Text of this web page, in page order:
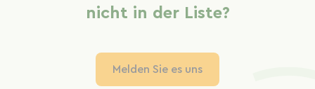
nicht in der Liste?
Melden Sie es uns